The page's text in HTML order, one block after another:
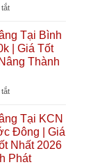
tắtở
Thuê
Xe
Nâng
Tại
Ninh
Giá
Từ
700k
Giá
Tại Bình
| Giá Tốt
Thành
tắtở
Thuê
Xe
Nâng
Tại
Bình
Tại KCN
Đông | Giá
Nhất 2026
Phát